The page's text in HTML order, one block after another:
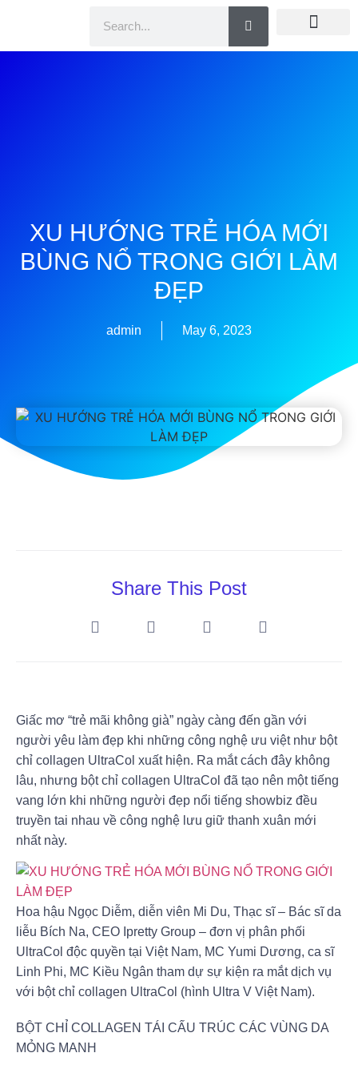
XU HƯỚNG TRẺ HÓA MỚI
BÙNG NỔ TRONG GIỚI LÀM
ĐẸP
admin May 6, 2023
Share This Post
Giấc mơ “trẻ mãi không già” ngày càng đến gần với
người yêu làm đẹp khi những công nghệ ưu việt như bột
chỉ collagen UltraCol xuất hiện. Ra mắt cách đây không
lâu, nhưng bột chỉ collagen UltraCol đã tạo nên một tiếng
vang lớn khi những người đẹp nổi tiếng showbiz đều
truyền tai nhau về công nghệ lưu giữ thanh xuân mới
nhất này.
Hoa hậu Ngọc Diễm, diễn viên Mi Du, Thạc sĩ – Bác sĩ da
liễu Bích Na, CEO Ipretty Group – đơn vị phân phối
UltraCol độc quyền tại Việt Nam, MC Yumi Dương, ca sĩ
Linh Phi, MC Kiều Ngân tham dự sự kiện ra mắt dịch vụ
với bột chỉ collagen UltraCol (hình Ultra V Việt Nam).
BỘT CHỈ COLLAGEN TÁI CẤU TRÚC CÁC VÙNG DA
MỎNG MANH